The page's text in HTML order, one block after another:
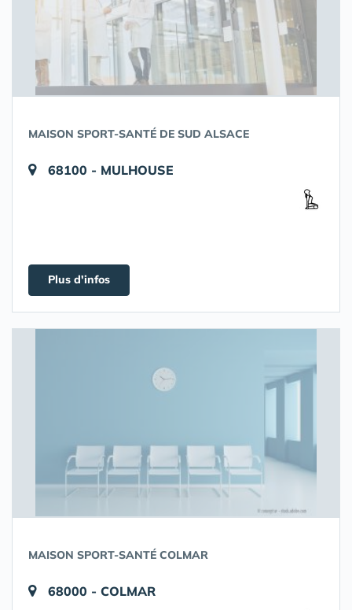
MAISON SPORT-SANTÉ DE SUD ALSACE
68100 - MULHOUSE
Plus d'infos
MAISON SPORT-SANTÉ COLMAR
68000 - COLMAR